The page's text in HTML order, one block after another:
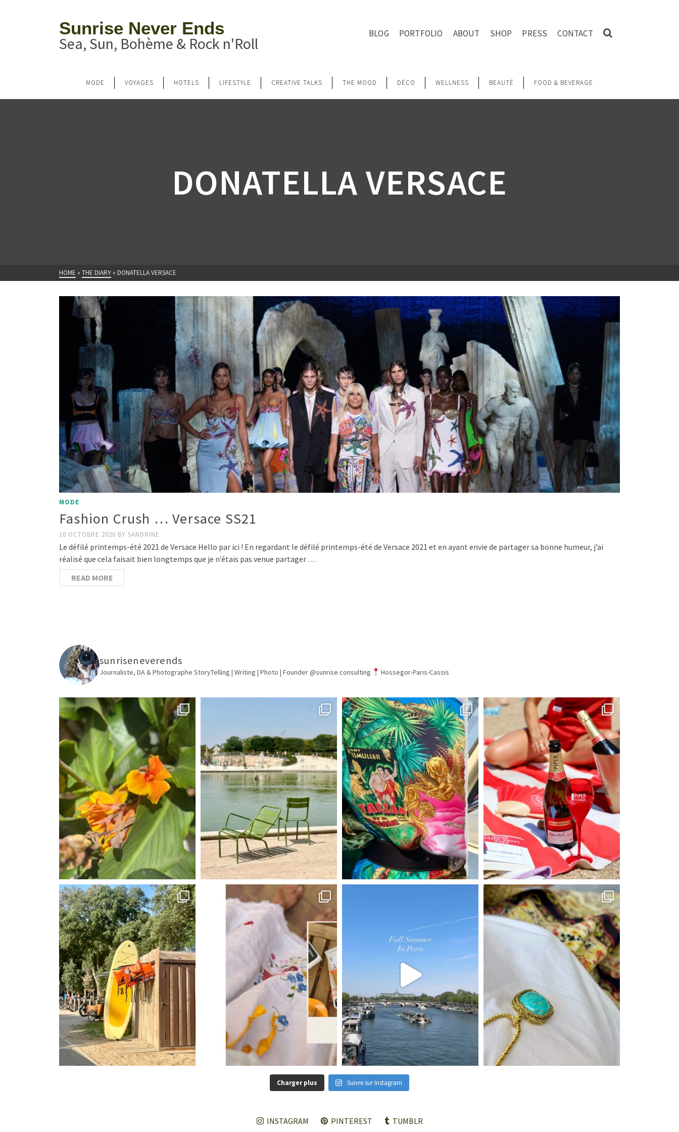
Sunrise Never Ends
Sea, Sun, Bohème & Rock n'Roll
BLOG PORTFOLIO ABOUT SHOP PRESS CONTACT
MODE VOYAGES HOTELS LIFESTYLE CREATIVE TALKS THE MOOD DÉCO WELLNESS BEAUTÉ FOOD & BEVERAGE
DONATELLA VERSACE
HOME » THE DIARY » DONATELLA VERSACE
MODE
Fashion Crush … Versace SS21
10 OCTOBRE 2020 BY SANDRINE
Le défilé printemps-été 2021 de Versace Hello par ici ! En regardant le défilé printemps-été de Versace 2021 et en ayant envie de partager sa bonne humeur, j’ai
réalisé que cela faisait bien longtemps que je n’étais pas venue partager …
READ MORE
sunriseneverends
Journaliste, DA & Photographe StoryTelling | Writing | Photo | Founder @sunrise.consulting Hossegor-Paris-Cassis
Charger plus Suivre sur Instagram
INSTAGRAM PINTEREST TUMBLR